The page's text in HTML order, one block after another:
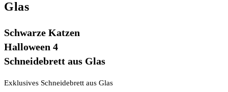
Glas
Schwarze Katzen
Halloween 4
Schneidebrett aus Glas
Exklusives Schneidebrett aus Glas